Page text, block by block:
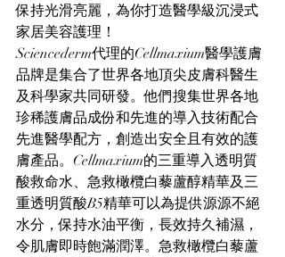
保持光滑亮麗，為你打造醫學級沉浸式
家居美容護理！
Sciencederm代理的Cellmaxium醫學護膚
品牌是集合了世界各地頂尖皮膚科醫生
及科學家共同研發。他們搜集世界各地
珍稀護膚品成份和先進的導入技術配合
先進醫學配方，創造出安全且有效的護
膚產品。Cellmaxium的三重導入透明質
酸救命水、急救橄欖白藜蘆醇精華及三
重透明質酸B5精華可以為提供源源不絕
水分，保持水油平衡，長效持久補濕，
令肌膚即時飽滿潤澤。急救橄欖白藜蘆